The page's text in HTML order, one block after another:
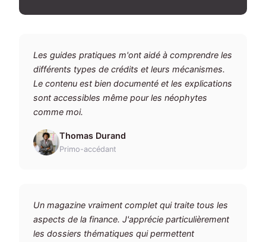
Les guides pratiques m'ont aidé à comprendre les
différents types de crédits et leurs mécanismes.
Le contenu est bien documenté et les explications
sont accessibles même pour les néophytes
comme moi.
Thomas Durand
Primo-accédant
Un magazine vraiment complet qui traite tous les
aspects de la finance. J'apprécie particulièrement
les dossiers thématiques qui permettent